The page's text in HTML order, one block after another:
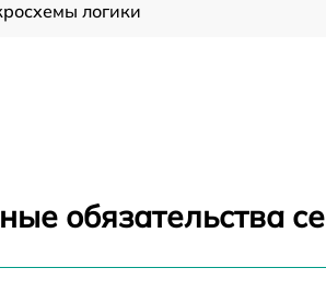
логики
и настройка тепловизора
синхроимпульсов
обязательства